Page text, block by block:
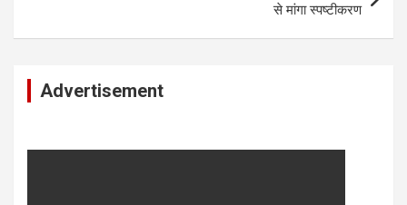
से मांगा स्पष्टीकरण
Advertisement